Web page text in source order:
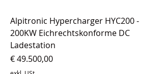
Alpitronic Hypercharger HYC200 -
200KW Eichrechtskonforme DC
Ladestation
Preis
€ 49.500,00